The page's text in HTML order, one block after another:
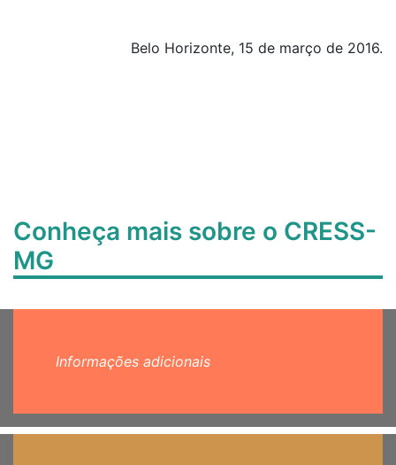
Belo Horizonte, 15 de março de 2016.
Conheça mais sobre o CRESS-
MG
Informações adicionais